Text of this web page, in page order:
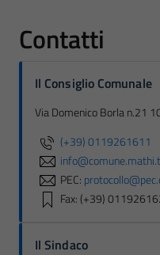
Contatti
Il Consiglio Comunale
Via Domenico Borla n.21
(+39) 0119261611
PEC:
Fax: (+39)
Il Sindaco